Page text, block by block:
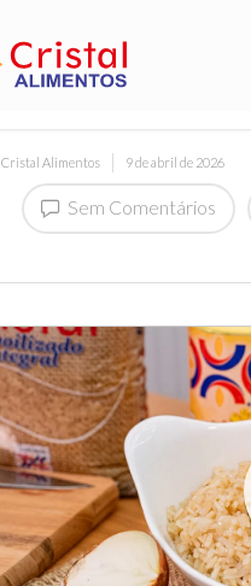
Cristal Alimentos 9 de abril de 2026
Sem Comentários